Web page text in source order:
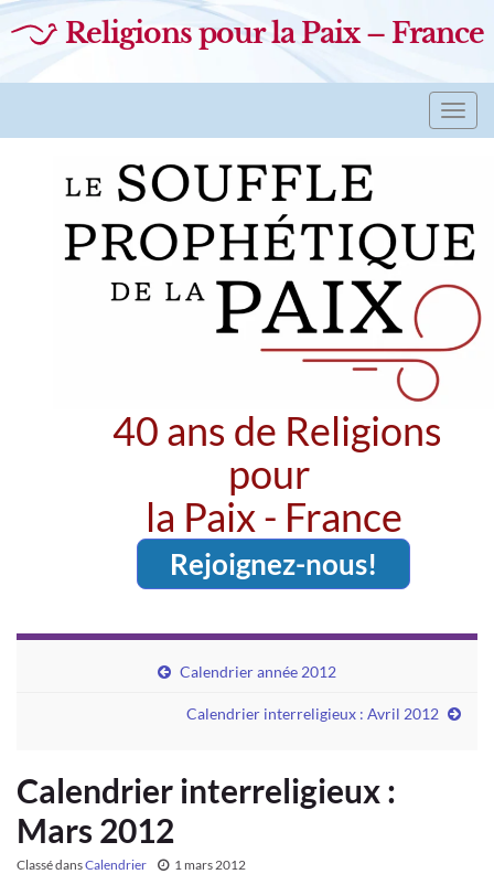
Religions pour la Paix – France
40 ans de Religions
pour
la Paix - France
Rejoignez-nous!
Calendrier année 2012
Calendrier interreligieux : Avril 2012
Calendrier interreligieux :
Mars 2012
Classé dansCalendrier 1 mars 2012